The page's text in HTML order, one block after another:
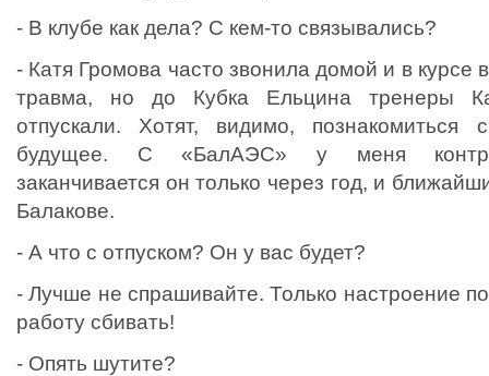
- В клубе как дела? С кем-то связывались?
- Катя Громова часто звонила домой и в курсе
травма, но до Кубка Ельцина тренеры
отпускали. Хотят, видимо,
будущее. С «БалАЭС» у меня
заканчивается он только через год, и
Балакове.
- А что с отпуском? Он у вас будет?
- Лучше не спрашивайте. Только настроение
работу сбивать!
- Опять шутите?